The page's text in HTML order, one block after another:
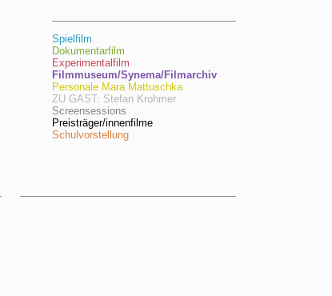
Spielfilm
Dokumentarfilm
Experimentalfilm
Filmmuseum/Synema/Filmarchiv
Personale Mara Mattuschka
ZU GAST: Stefan Krohmer
Screensessions
Preisträger/innenfilme
Schulvorstellung